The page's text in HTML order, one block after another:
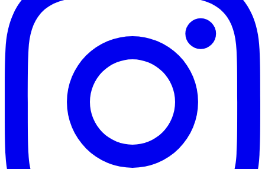
Grêmio